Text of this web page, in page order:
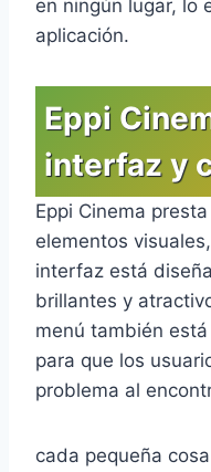
en ningún lugar, lo
aplicación.
Eppi
interfaz y
Eppi Cinema
elementos
interfaz está
brillantes y
menú también
para que los
problema al
cada pequeña